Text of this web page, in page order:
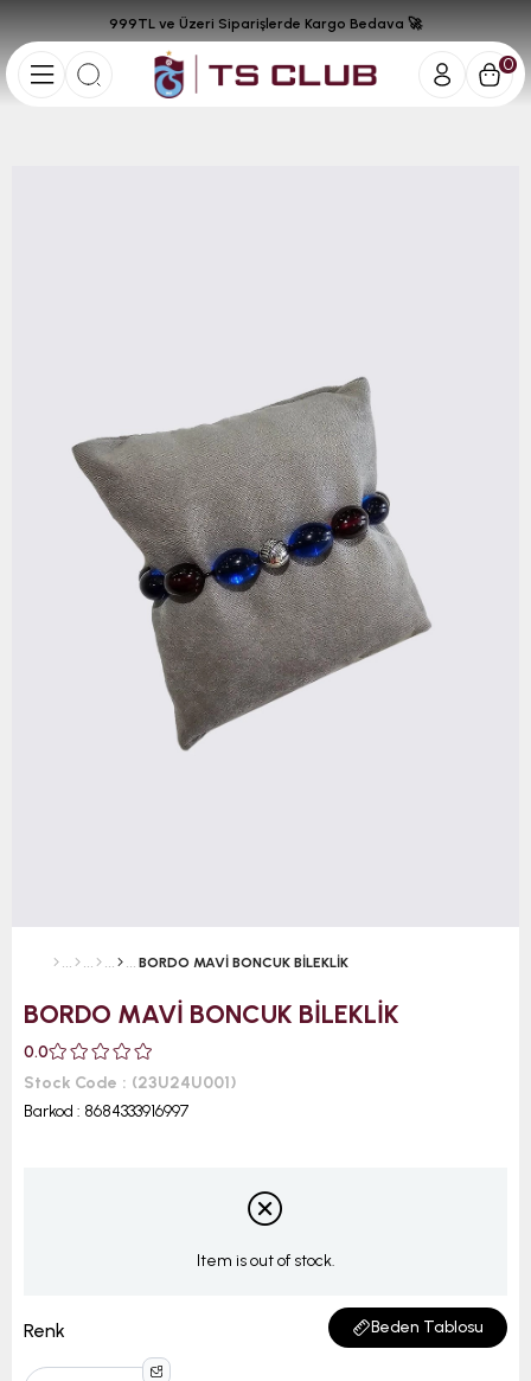
0
999TL ve Üzeri Siparişlerde Kargo Bedava 🚀
BORDO MAVİ BONCUK BİLEKLİK
BORDO MAVİ BONCUK BİLEKLİK
0.0
Stock Code
(23U24U001)
Barkod : 8684333916997
Item is out of stock.
Renk Beden Tablosu